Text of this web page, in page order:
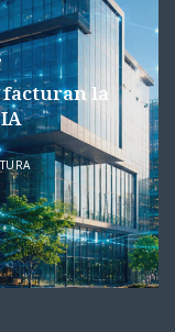
facturan la